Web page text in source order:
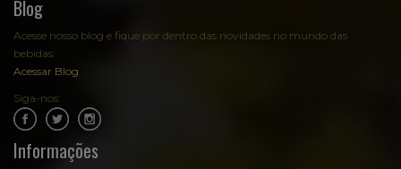
Blog
Acesse nosso blog e fique por dentro das novidades no mundo das
bebidas:
Acessar Blog
Siga-nos:
Informações